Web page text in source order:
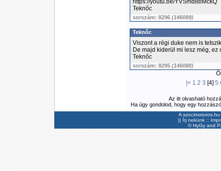
https://youtu.be/YVSmd8bMckQ
Teknőc
sorszám: 8296 (146089)
Teknőc
Viszont a régi duke nem is
De majd kiderül mi lesz még, ez
Teknőc
sorszám: 8295 (146088)
|< 1 2 3 [4] 5
Az itt olvasható
Ha úgy gondolod, hogy egy
A
|| Írj nekünk ::
©HyGyand